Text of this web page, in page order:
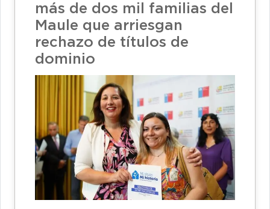
más de dos mil familias del
Maule que arriesgan
rechazo de títulos de
dominio